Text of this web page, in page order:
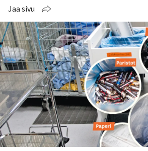
Jaa sivu